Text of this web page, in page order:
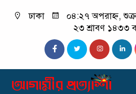
ঢাকা
০৪:২৭ অপরাহ্ন,
২৩ শ্রাবণ ১৪৩৩